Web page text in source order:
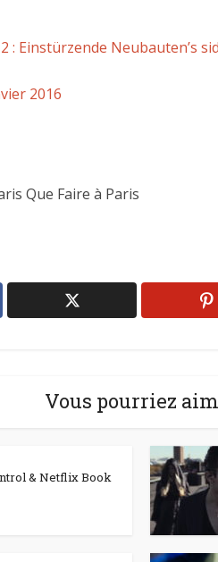
: Einstürzende Neubauten’s
2016
Que Faire à Paris
Vous pourriez
& Netflix Book